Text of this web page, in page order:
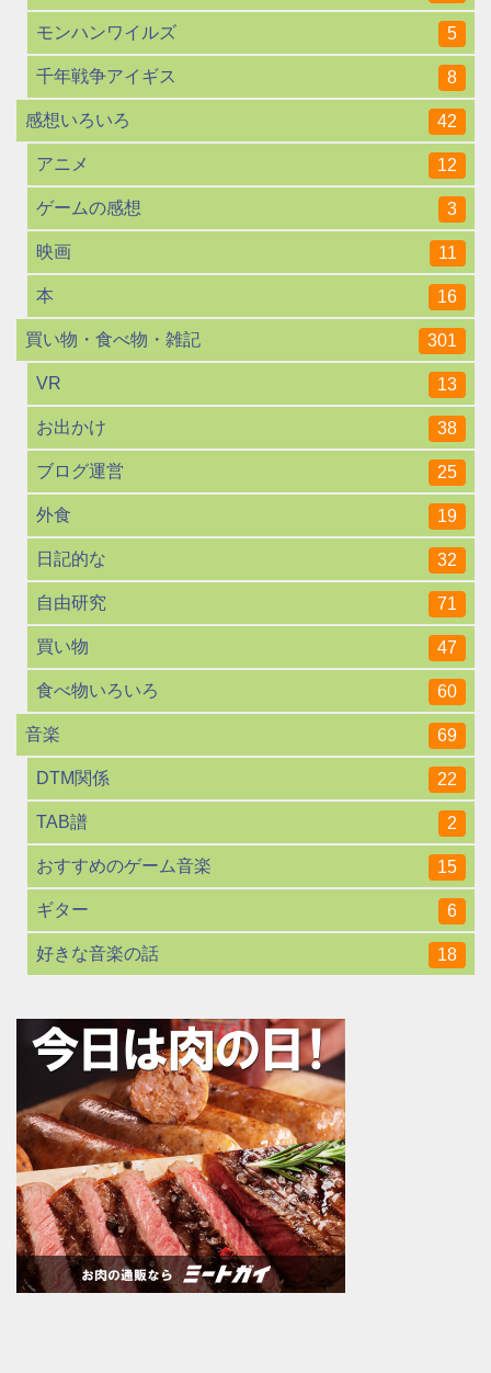
モンハンワイルズ 5
千年戦争アイギス 8
感想いろいろ 42
アニメ 12
ゲームの感想 3
映画 11
本 16
買い物・食べ物・雑記 301
VR 13
お出かけ 38
ブログ運営 25
外食 19
日記的な 32
自由研究 71
買い物 47
食べ物いろいろ 60
音楽 69
DTM関係 22
TAB譜 2
おすすめのゲーム音楽 15
ギター 6
好きな音楽の話 18